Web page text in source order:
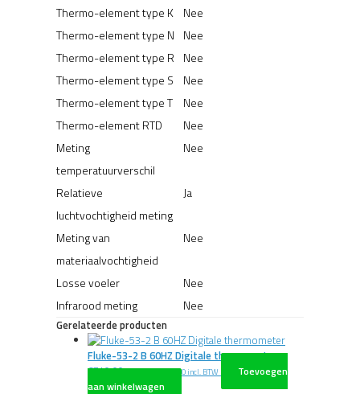
Thermo-element type K
Nee
Thermo-element type N
Nee
Thermo-element type R
Nee
Thermo-element type S
Nee
Thermo-element type T
Nee
Thermo-element RTD
Nee
Meting
temperatuurverschil
Nee
Relatieve
luchtvochtigheid meting
Ja
Meting van
materiaalvochtigheid
Nee
Losse voeler
Nee
Infrarood meting
Nee
Gerelateerde producten
Fluke-53-2 B 60HZ Digitale thermometer
€740,00 excl. BTW€895,40 incl. BTW
Toevoegen
aan winkelwagen